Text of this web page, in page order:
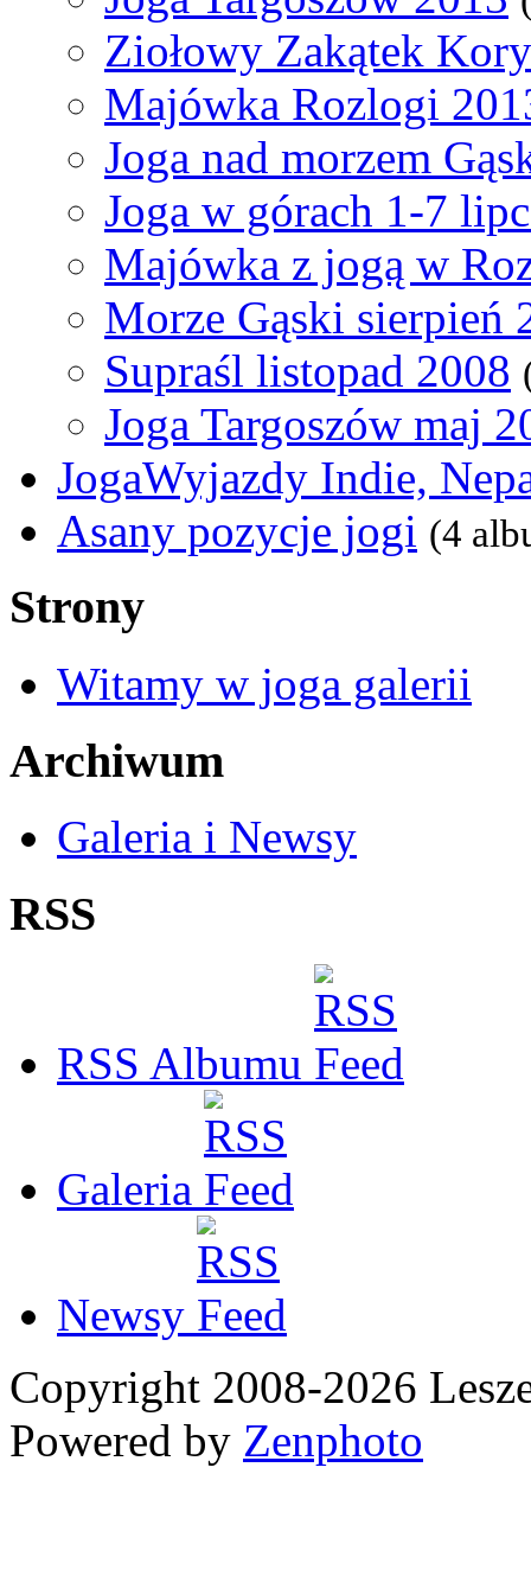
Ziołowy Zakątek
Majówka Rozlogi
Joga nad morzem
Joga w górach 1-7
Majówka z jogą w
Morze Gąski sierpień
Supraśl listopad 2008
Joga Targoszów maj
JogaWyjazdy Indie,
Asany pozycje jogi (4
Strony
Witamy w joga galerii
Archiwum
Galeria i Newsy
RSS
RSS Albumu
Galeria
Newsy
Copyright 2008-2026
Powered by Zenphoto